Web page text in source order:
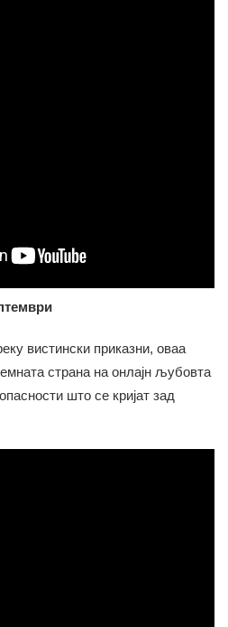
вистински приказни, оваа
страна на онлајн љубовта
што се кријат зад